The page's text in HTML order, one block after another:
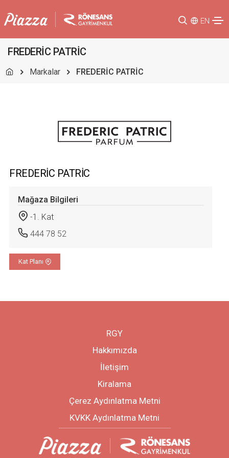
EN
FREDERİC PATRİC
Markalar FREDERİC PATRİC
FREDERİC PATRİC
Mağaza Bilgileri
-1. Kat
444 78 52
Kat Planı
RGY
Hakkımızda
İletişim
Kiralama
Çerez Aydınlatma Metni
KVKK Aydınlatma Metni